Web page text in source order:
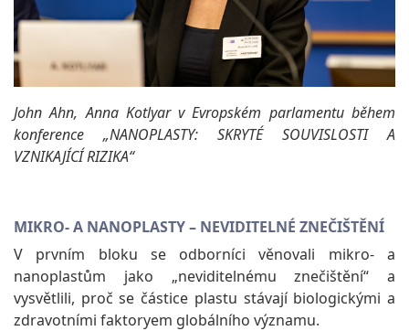
John Ahn, Anna Kotlyar v Evropském parlamentu během
konference „NANOPLASTY: SKRYTÉ SOUVISLOSTI A
VZNIKAJÍCÍ RIZIKA“
MIKRO- A NANOPLASTY – NEVIDITELNÉ ZNEČIŠTĚNÍ
V prvním bloku se odborníci věnovali mikro- a
nanoplastům jako „neviditelnému znečištění“ a
vysvětlili, proč se částice plastu stávají biologickými a
zdravotními faktoryem globálního významu.